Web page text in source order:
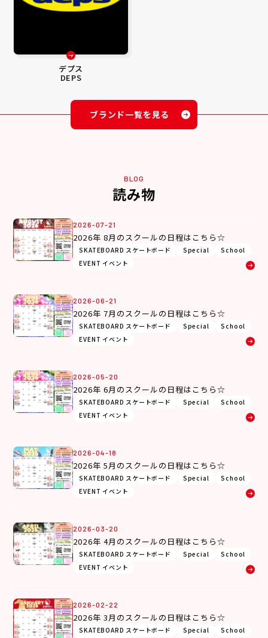
デプス
DEPS
ブランド一覧を見る
BLOG
読み物
2026-07-21
2026年 8月のスクールの日程はこちら☆
SKATEBOARD スケートボード Special
School
EVENT イベント
2026-06-21
2026年 7月のスクールの日程はこちら☆
SKATEBOARD スケートボード Special
School
EVENT イベント
2026-05-20
2026年 6月のスクールの日程はこちら☆
SKATEBOARD スケートボード Special
School
EVENT イベント
2026-04-18
2026年 5月のスクールの日程はこちら☆
SKATEBOARD スケートボード Special
School
EVENT イベント
2026-03-20
2026年 4月のスクールの日程はこちら☆
SKATEBOARD スケートボード Special
School
EVENT イベント
2026-02-22
2026年 3月のスクールの日程はこちら☆
SKATEBOARD スケートボード Special
School